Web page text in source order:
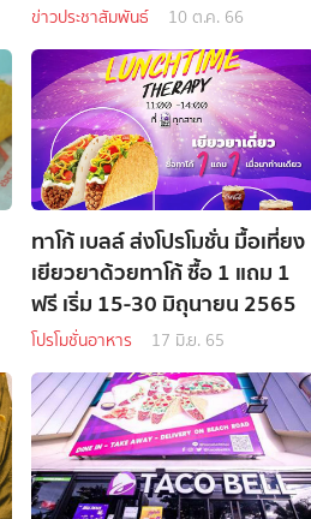
ข่าวประชาสัมพันธ์ 10 ต.ค. 66
ทาโก้ เบลล์ ส่งโปรโมชั่น มื้อเที่ยง
เยียวยาด้วยทาโก้ ซื้อ 1 แถม 1
ฟรี เริ่ม 15-30 มิถุนายน 2565
โปรโมชั่นอาหาร 17 มิ.ย. 65